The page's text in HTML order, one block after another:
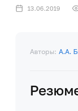
13.06.2019
Авторы: А.А.